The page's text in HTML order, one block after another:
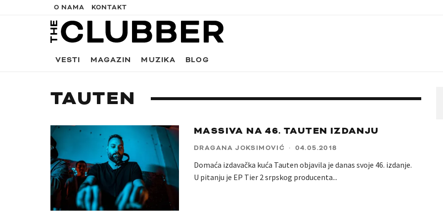
O NAMA KONTAKT
VESTI MAGAZIN MUZIKA BLOG
TAUTEN
MASSIVA NA 46. TAUTEN IZDANJU
DRAGANA JOKSIMOVIĆ · 04.05.2018
Domaća izdavačka kuća Tauten objavila je danas svoje 46. izdanje.
U pitanju je EP Tier 2 srpskog producenta...